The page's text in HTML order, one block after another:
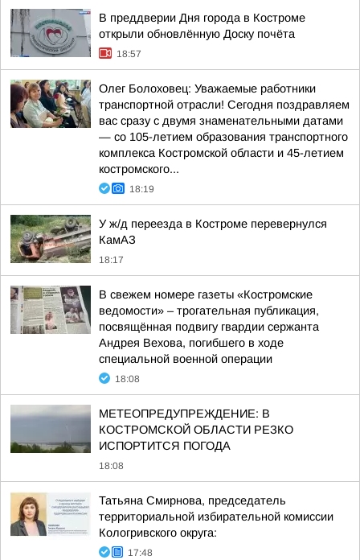
В преддверии Дня города в Костроме
открыли обновлённую Доску почёта
18:57
Олег Болоховец: Уважаемые работники
транспортной отрасли! Сегодня поздравляем
вас сразу с двумя знаменательными датами
— со 105-летием образования транспортного
комплекса Костромской области и 45-летием
костромского...
18:19
У ж/д переезда в Костроме перевернулся
КамАЗ
18:17
В свежем номере газеты «Костромские
ведомости» – трогательная публикация,
посвящённая подвигу гвардии сержанта
Андрея Вехова, погибшего в ходе
специальной военной операции
18:08
МЕТЕОПРЕДУПРЕЖДЕНИЕ: В
КОСТРОМСКОЙ ОБЛАСТИ РЕЗКО
ИСПОРТИТСЯ ПОГОДА
18:08
Татьяна Смирнова, председатель
территориальной избирательной комиссии
Кологривского округа:
17:48